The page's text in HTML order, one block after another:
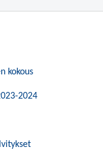
kokous
2024